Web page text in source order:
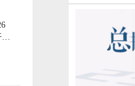
【开屏早知道
2026-08-07
开屏时光机｜